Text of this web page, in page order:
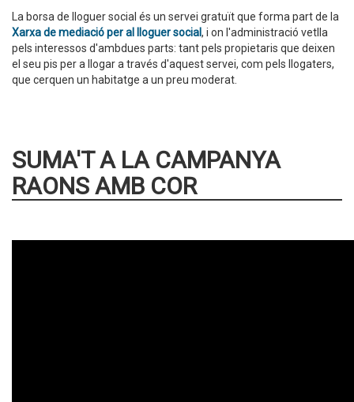
La borsa de lloguer social és un servei gratuït que forma part de la
Xarxa de mediació per al lloguer social, i on l'administració vetlla
pels interessos d'ambdues parts: tant pels propietaris que deixen
el seu pis per a llogar a través d'aquest servei, com pels llogaters,
que cerquen un habitatge a un preu moderat.
SUMA'T A LA CAMPANYA
RAONS AMB COR